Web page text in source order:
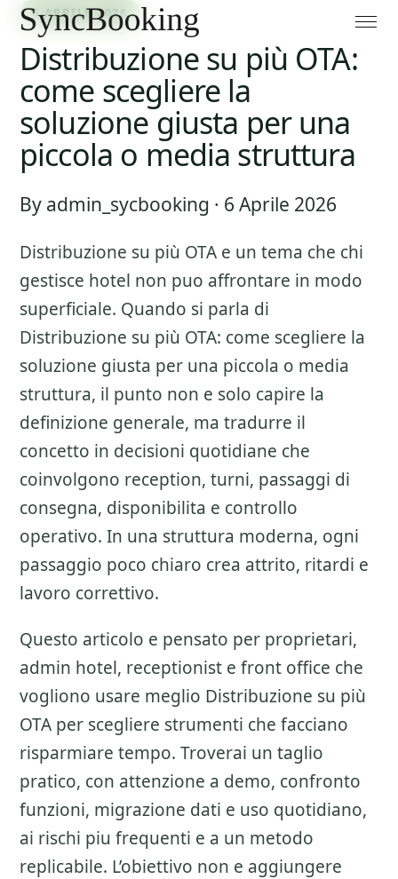
6 APRILE 2026
Distribuzione su più OTA:
come scegliere la
soluzione giusta per una
piccola o media struttura
By admin_sycbooking · 6 Aprile 2026
Distribuzione su più OTA e un tema che chi
gestisce hotel non puo affrontare in modo
superficiale. Quando si parla di
Distribuzione su più OTA: come scegliere la
soluzione giusta per una piccola o media
struttura, il punto non e solo capire la
definizione generale, ma tradurre il
concetto in decisioni quotidiane che
coinvolgono reception, turni, passaggi di
consegna, disponibilita e controllo
operativo. In una struttura moderna, ogni
passaggio poco chiaro crea attrito, ritardi e
lavoro correttivo.
Questo articolo e pensato per proprietari,
admin hotel, receptionist e front office che
vogliono usare meglio Distribuzione su più
OTA per scegliere strumenti che facciano
risparmiare tempo. Troverai un taglio
pratico, con attenzione a demo, confronto
funzioni, migrazione dati e uso quotidiano,
ai rischi piu frequenti e a un metodo
replicabile. L’obiettivo non e aggiungere